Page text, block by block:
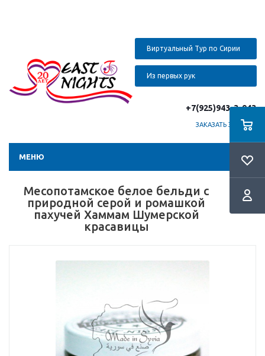
Виртуальный Тур по Сирии
Из первых рук
+7(925)943-3-943
ЗАКАЗАТЬ ЗВОНОК
МЕНЮ
Месопотамское белое бельди с
природной серой и ромашкой
пахучей Хаммам Шумерской
красавицы